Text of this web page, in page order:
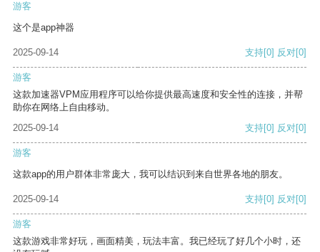
游客
这个是app神器
2025-09-14 支持[0] 反对[0]
游客
这款加速器VPM应用程序可以给你提供最高速度和安全性的连接，并帮
助你在网络上自由移动。
2025-09-14
支持[0] 反对[0]
游客
这款app的用户群体非常庞大，我可以结识到来自世界各地的朋友。
2025-09-14 支持[0] 反对[0]
游客
这款游戏非常好玩，画面精美，玩法丰富。我已经玩了好几个小时，还